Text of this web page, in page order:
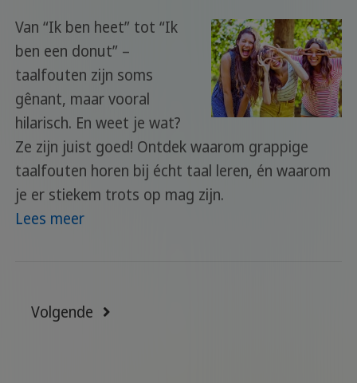
Van “Ik ben heet” tot “Ik
ben een donut” –
taalfouten zijn soms
gênant, maar vooral
hilarisch. En weet je wat?
Ze zijn juist goed! Ontdek waarom grappige
taalfouten horen bij écht taal leren, én waarom
je er stiekem trots op mag zijn.
Lees meer
Volgende